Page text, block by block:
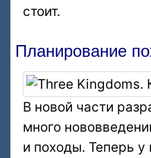
стоит.
Планирование
В новой части
много
и походы. Теперь у